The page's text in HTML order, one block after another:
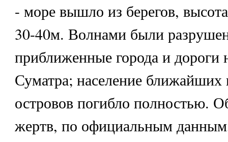
- море вышло из берегов,
30-40м. Волнами были
приближенные города и дороги
Суматра; население ближайших
островов погибло полностью.
жертв, по официальным